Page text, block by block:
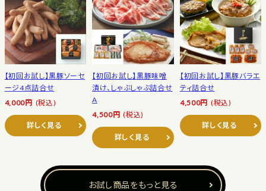
【初回お試し】黒豚ソーセ
ージ4点詰合せ
4,000円 (税込)
詳しく見る
【初回お試し】黒豚味噌
漬け、しゃぶしゃぶ詰合せ
A
4,500円 (税込)
詳しく見る
【初回お試し】黒豚バラエ
ティ詰合せ
4,500円 (税込)
詳しく見る
お試し商品をもっと見る